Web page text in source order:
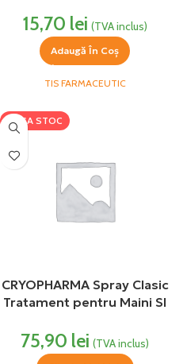
15,70 lei (TVA inclus)
Adaugă În Coș
TIS FARMACEUTIC
LIPSA STOC
CRYOPHARMA Spray Clasic
Tratament pentru Maini SI
75,90 lei (TVA inclus)